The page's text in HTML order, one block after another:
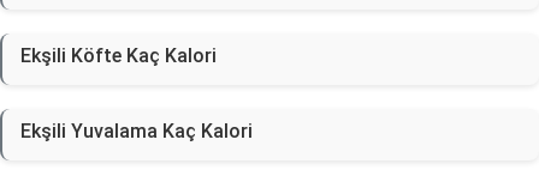
Ekşili Köfte Kaç Kalori
Ekşili Yuvalama Kaç Kalori